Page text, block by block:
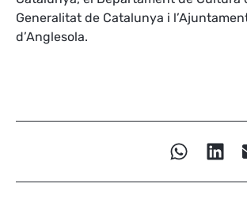
Generalitat de Catalunya i
d’Anglesola.